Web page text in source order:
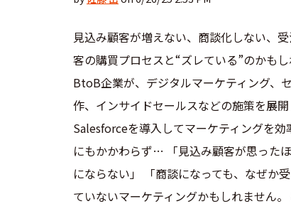
見込み顧客が増えない、商談化しない、
客の購買プロセスと“ズレている”のかも
BtoB企業が、デジタルマーケティング、
作、インサイドセールスなどの施策を展
Salesforceを導入してマーケティングを効
にもかかわらず… 「見込み顧客が思った
にならない」 「商談になっても、なぜか
ていないマーケティングかもしれません